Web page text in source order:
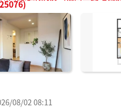
08/02 08:11